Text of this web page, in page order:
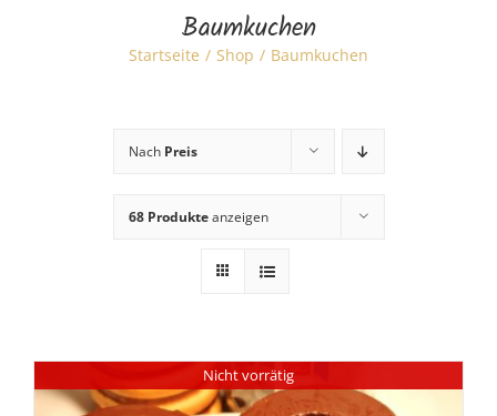
Baumkuchen
Startseite Shop Baumkuchen
Nach Preis
68 Produkteanzeigen
Nicht vorrätig